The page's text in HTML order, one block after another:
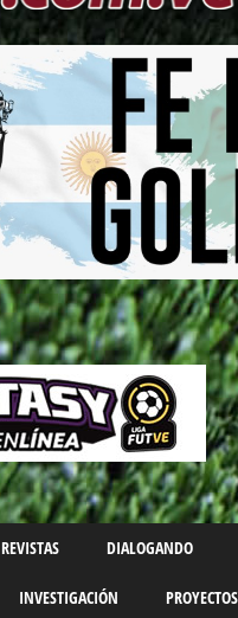
REVISTAS DIALOGANDO
INVESTIGACIÓN PROYECTOS